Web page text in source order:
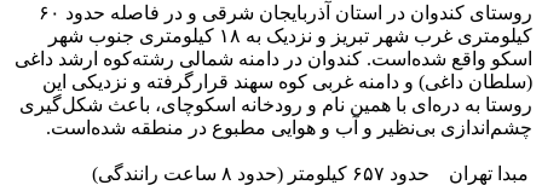
روستای کندوان در استان آذربایجان شرقی و در فاصله حدود ۶۰
کیلومتری غرب شهر تبریز و نزدیک به ۱۸ کیلومتری جنوب شهر
اسکو واقع شده‌است. کندوان در دامنه شمالی رشته‌کوه ارشد داغی
(سلطان داغی) و دامنه غربی کوه سهند قرارگرفته و نزدیکی این
روستا به دره‌ای با همین نام و رودخانه اسکوچای، باعث شکل‌گیری
چشم‌اندازی بی‌نظیر و آب و هوایی مطبوع در منطقه شده‌است.
مبدا تهران
حدود ۶۵۷ کیلومتر (حدود ۸ ساعت رانندگی)